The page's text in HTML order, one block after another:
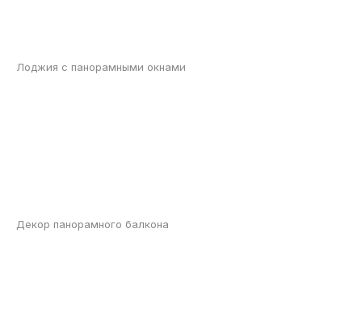
Лоджия с панорамными окнами
Декор панорамного балкона